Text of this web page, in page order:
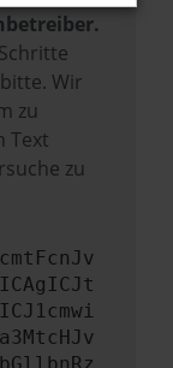
Wir
zu
Text
zu